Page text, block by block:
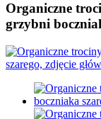
Organiczne
grzybni